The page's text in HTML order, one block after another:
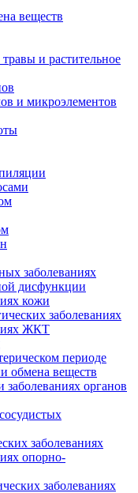
веществ
и растительное
и микроэлементов
заболеваниях
дисфункции
кожи
заболеваниях
ЖКТ
периоде
обмена веществ
заболеваниях органов
заболеваниях
опорно-
заболеваниях